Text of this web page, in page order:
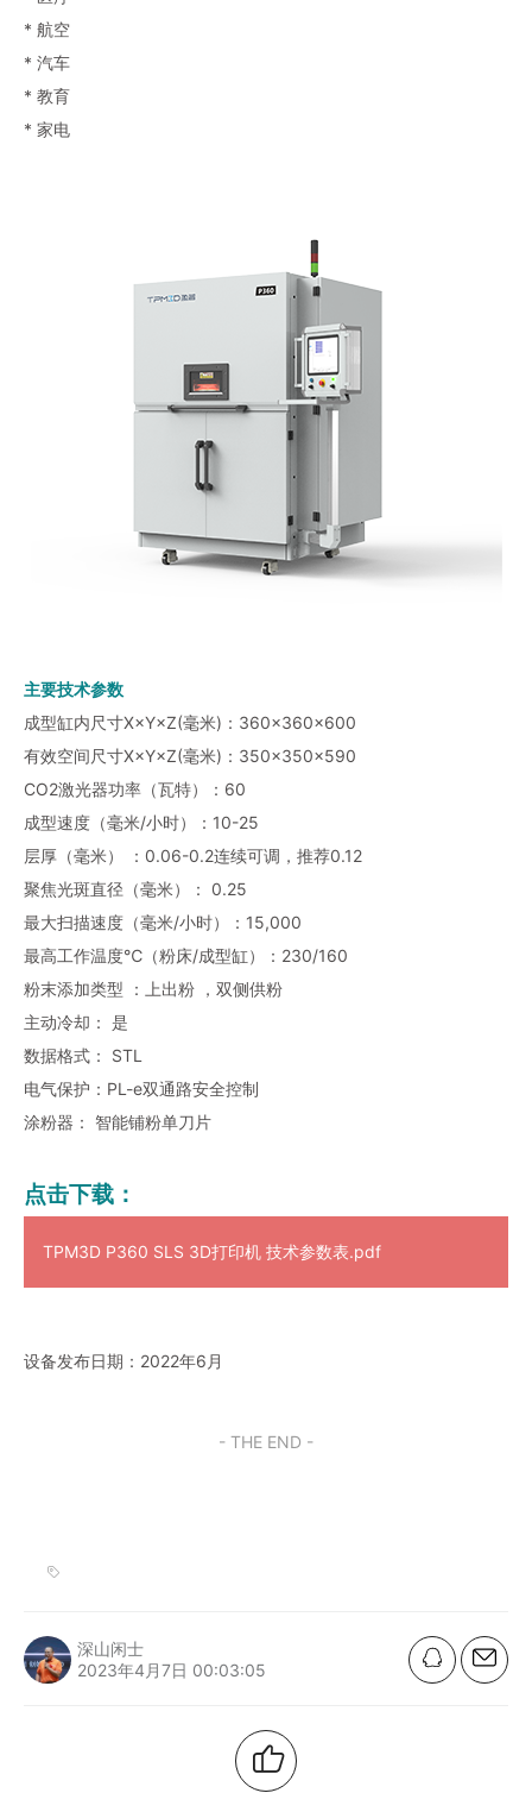
* 航空
* 汽车
* 教育
* 家电
主要技术参数
成型缸内尺寸X×Y×Z(毫米)：360×360×600
有效空间尺寸X×Y×Z(毫米)：350×350×590
CO2激光器功率（瓦特）：60
成型速度（毫米/小时）：10-25
层厚（毫米） ：0.06-0.2连续可调，推荐0.12
聚焦光斑直径（毫米）： 0.25
最大扫描速度（毫米/小时）：15,000
最高工作温度℃（粉床/成型缸）：230/160
粉末添加类型 ：上出粉 ，双侧供粉
主动冷却： 是
数据格式： STL
电气保护：PL-e双通路安全控制
涂粉器： 智能铺粉单刀片
点击下载：
TPM3D P360 SLS 3D打印机 技术参数表.pdf
设备发布日期：2022年6月
- THE END -
深山闲士
2023年4月7日 00:03:05